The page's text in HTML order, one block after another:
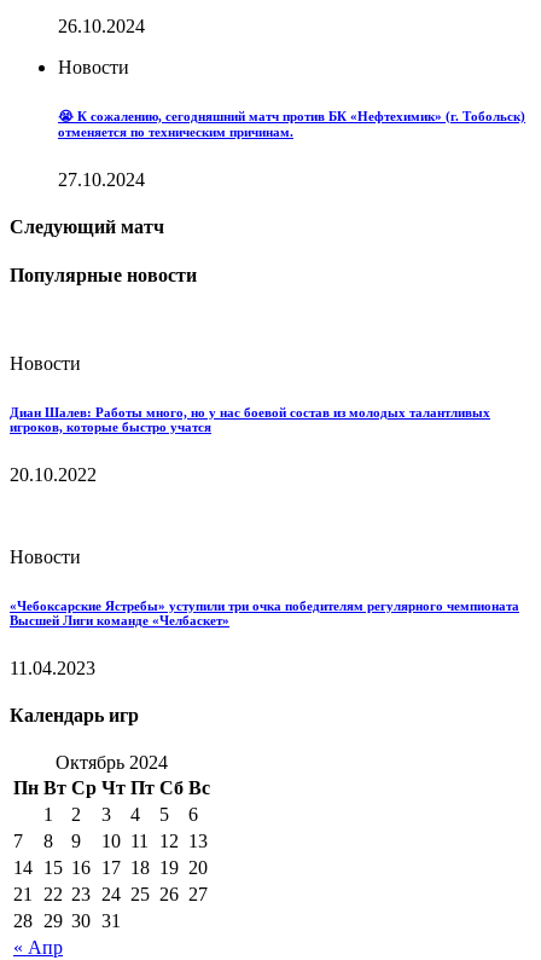
26.10.2024
Новости
😭 К сожалению, сегодняшний матч против БК «Нефтехимик» (г. Тобольск)
отменяется по техническим причинам.
27.10.2024
Следующий матч
Популярные новости
Новости
Диан Шалев: Работы много, но у нас боевой состав из молодых талантливых
игроков, которые быстро учатся
20.10.2022
Новости
«Чебоксарские Ястребы» уступили три очка победителям регулярного чемпионата
Высшей Лиги команде «Челбаскет»
11.04.2023
Календарь игр
Октябрь 2024
Пн Вт Ср Чт Пт Сб Вс
« Апр
1 2 3 4 5
6
7
8 9 10 11 12 13
14 15 16 17 18 19 20
21 22 23 24 25 26 27
28 29 30 31